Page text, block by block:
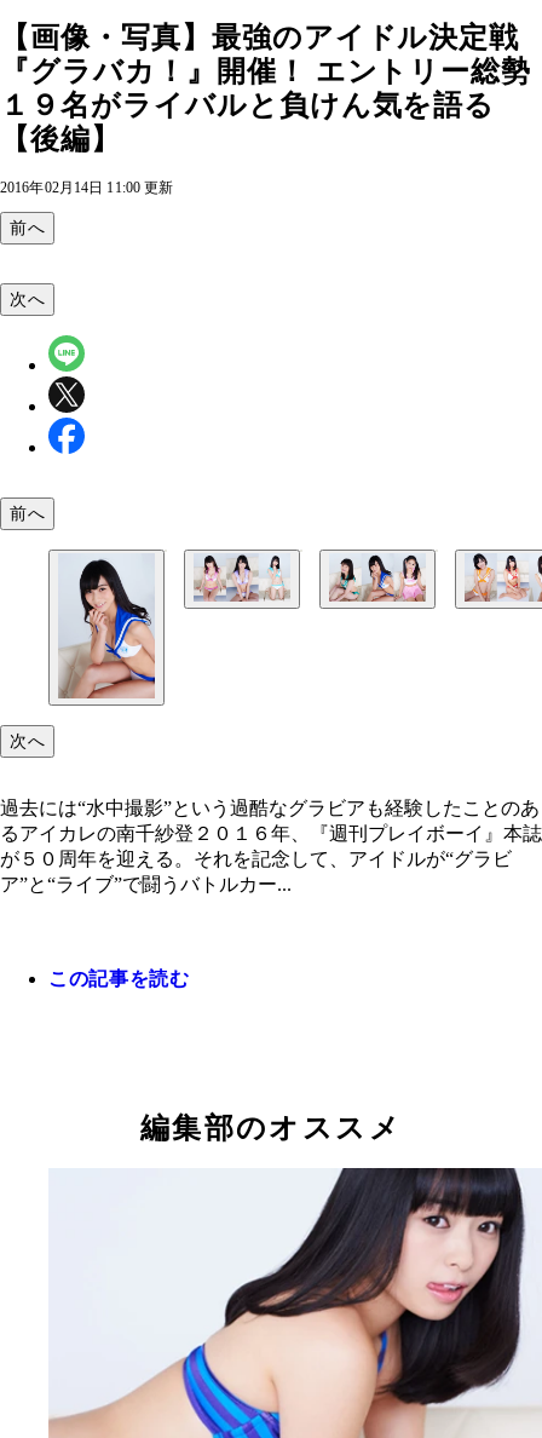
【画像・写真】最強のアイドル決定戦
『グラバカ！』開催！ エントリー総勢
１９名がライバルと負けん気を語る
【後編】
2016年02月14日 11:00 更新
前へ
写真左から河東杏樹、川音希、海老原優花
写真左から冨田樹梨亜、南千紗登、上水口姫香
写真左から佐藤春奈、影澤里南、中島優衣
次へ
前へ
次へ
過去には“水中撮影”という過酷なグラビアも経験したことのあ
るアイカレの南千紗登２０１６年、『週刊プレイボーイ』本誌
が５０周年を迎える。それを記念して、アイドルが“グラビ
ア”と“ライブ”で闘うバトルカー...
この記事を読む
編集部のオススメ